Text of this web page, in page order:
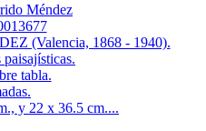
Méndez
(Valencia, 1868 - 1940).
paisajísticas.
tabla.
y 22 x 36.5 cm....